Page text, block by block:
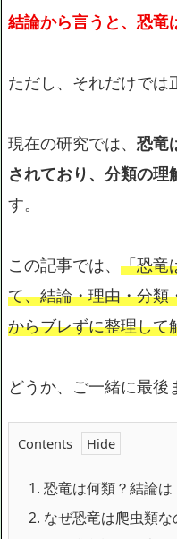
結論から言うと、恐竜
ただし、それだけでは
現在の研究では、 恐竜
されており、分類の理
す。
この記事では、 「恐竜
て、結論・理由・分類
からブレずに整理して
どうか、ご一緒に最後
Contents
1. 恐竜は何類？結論は
2. なぜ恐竜は爬虫類な